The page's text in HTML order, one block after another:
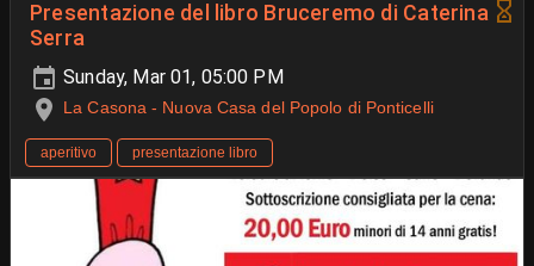
Presentazione del libro Bruceremo di Caterina
Serra
Sunday, Mar 01, 05:00 PM
La Casona - Nuova Casa del Popolo di Ponticelli
aperitivo presentazione libro